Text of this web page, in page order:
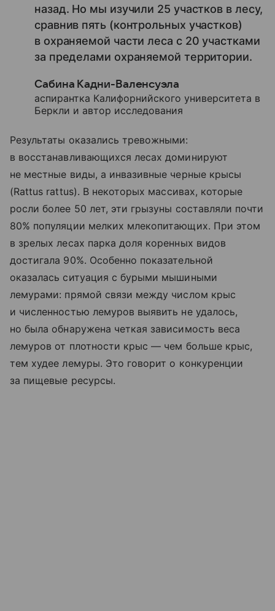
назад. Но мы изучили 25 участков в лесу,
сравнив пять (контрольных участков)
в охраняемой части леса с 20 участками
за пределами охраняемой территории.
Сабина Кадни-Валенсуэла
аспирантка Калифорнийского университета в
Беркли и автор исследования
Результаты оказались тревожными:
в восстанавливающихся лесах доминируют
не местные виды, а инвазивные черные крысы
(Rattus rattus). В некоторых массивах, которые
росли более 50 лет, эти грызуны составляли почти
80% популяции мелких млекопитающих. При этом
в зрелых лесах парка доля коренных видов
достигала 90%. Особенно показательной
оказалась ситуация с бурыми мышиными
лемурами: прямой связи между числом крыс
и численностью лемуров выявить не удалось,
но была обнаружена четкая зависимость веса
лемуров от плотности крыс — чем больше крыс,
тем худее лемуры. Это говорит о конкуренции
за пищевые ресурсы.